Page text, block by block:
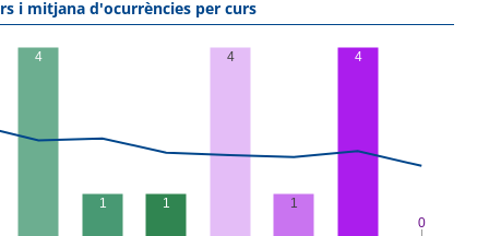
i mitjana d'ocurrències per curs
4
1 1
4
1
4
0
0